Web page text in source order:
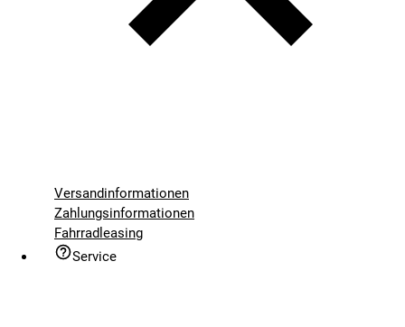
Versandinformationen
Zahlungsinformationen
Fahrradleasing
Service